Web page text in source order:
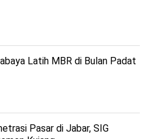
Latih MBR di Bulan Padat
Pasar di Jabar, SIG